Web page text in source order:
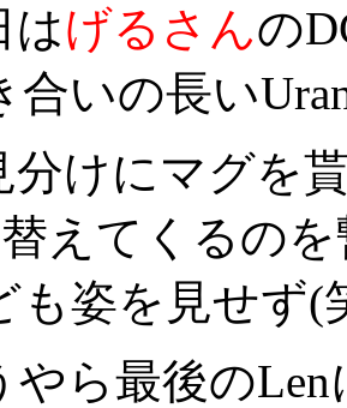
はげるさんの
合いの長い
分けにマグを
替えてくるの
も姿を見せず(
やら最後の